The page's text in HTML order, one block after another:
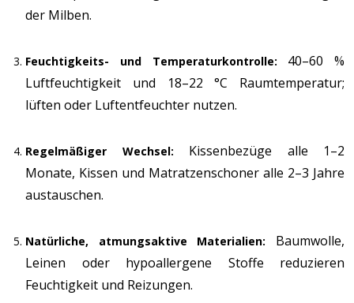
der Milben.
Feuchtigkeits- und Temperaturkontrolle:
40–60 %
Luftfeuchtigkeit und 18–22 °C Raumtemperatur;
lüften oder Luftentfeuchter nutzen.
Regelmäßiger Wechsel:
Kissenbezüge alle 1–2
Monate, Kissen und Matratzenschoner alle 2–3 Jahre
austauschen.
Natürliche, atmungsaktive Materialien:
Baumwolle,
Leinen oder hypoallergene Stoffe reduzieren
Feuchtigkeit und Reizungen.